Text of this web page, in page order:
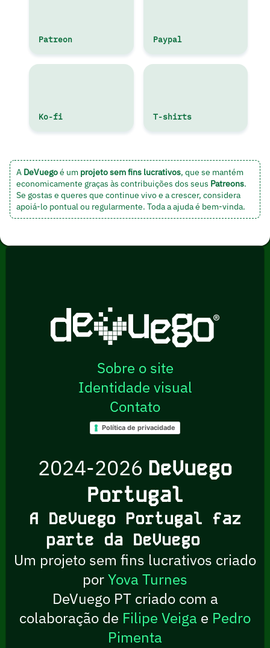
Patreon Paypal
Ko-fi T-shirts
A DeVuegoé um projeto sem fins lucrativos, que se mantém
economicamente graças às contribuições dos seus Patreons.
Se gostas e queres que continue vivo e a crescer, considera
apoiá-lo pontual ou regularmente. Toda a ajuda é bem-vinda.
Sobre o site
Identidade visual
Contato
Política de privacidade
2024-2026 DeVuego
Portugal
A DeVuego Portugal faz
parte da DeVuego
Um projeto sem fins lucrativos criado
porYova Turnes
DeVuego PT criado com a
colaboração de Filipe Veiga e Pedro
Pimenta